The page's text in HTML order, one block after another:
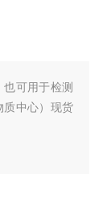
可用于检测
质中心）现货